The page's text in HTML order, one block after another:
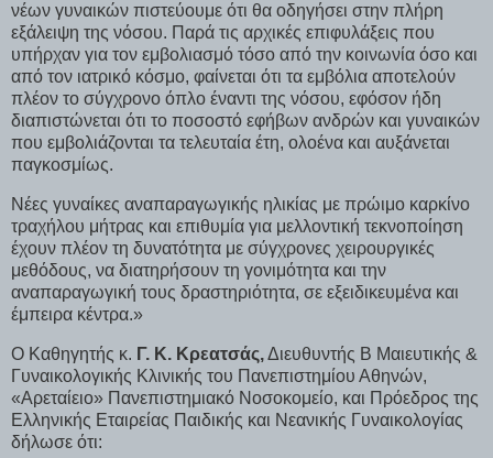
νέων γυναικών πιστεύουμε ότι θα οδηγήσει στην πλήρη
εξάλειψη της νόσου. Παρά τις αρχικές επιφυλάξεις που
υπήρχαν για τον εμβολιασμό τόσο από την κοινωνία όσο και
από τον ιατρικό κόσμο, φαίνεται ότι τα εμβόλια αποτελούν
πλέον το σύγχρονο όπλο έναντι της νόσου, εφόσον ήδη
διαπιστώνεται ότι το ποσοστό εφήβων ανδρών και γυναικών
που εμβολιάζονται τα τελευταία έτη, ολοένα και αυξάνεται
παγκοσμίως.
Νέες γυναίκες αναπαραγωγικής ηλικίας με πρώιμο καρκίνο
τραχήλου μήτρας και επιθυμία για μελλοντική τεκνοποίηση
έχουν πλέον τη δυνατότητα με σύγχρονες χειρουργικές
μεθόδους, να διατηρήσουν τη γονιμότητα και την
αναπαραγωγική τους δραστηριότητα, σε εξειδικευμένα και
έμπειρα κέντρα.»
Ο Καθηγητής κ. Γ. Κ. Κρεατσάς,Διευθυντής Β Μαιευτικής &
Γυναικολογικής Κλινικής του Πανεπιστημίου Αθηνών,
«Αρεταίειο» Πανεπιστημιακό Νοσοκομείο, και Πρόεδρος της
Ελληνικής Εταιρείας Παιδικής και Νεανικής Γυναικολογίας
δήλωσε ότι: